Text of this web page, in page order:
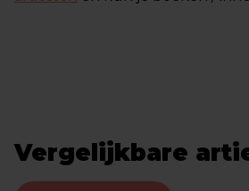
Vergelijkbare